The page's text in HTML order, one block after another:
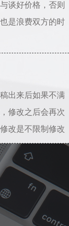
谈好价格，否则
是浪费双方的时
出来后如果不满
修改之后会再次
改是不限制修改
，是不会存在设
员理解错误，相
工作量我们愿意